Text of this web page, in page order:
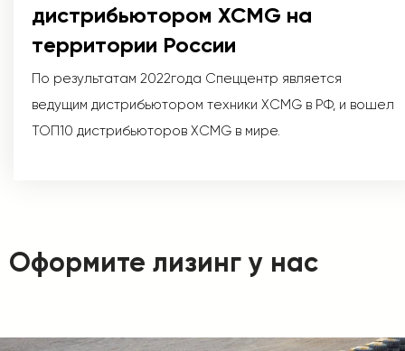
дистрибьютором XCMG на
территории России
По результатам 2022года Спеццентр является
ведущим дистрибьютором техники XCMG в РФ, и вошел
ТОП10 дистрибьюторов XCMG в мире.
Оформите лизинг у нас